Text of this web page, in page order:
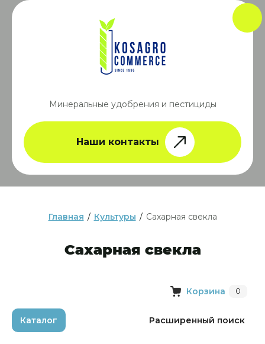
Минеральные удобрения и пестициды
Наши контакты
Главная / Культуры / Сахарная свекла
Сахарная свекла
Корзина 0
Каталог Расширенный поиск